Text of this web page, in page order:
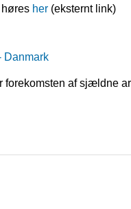
høres her (eksternt link)
Danmark
forekomsten af sjældne